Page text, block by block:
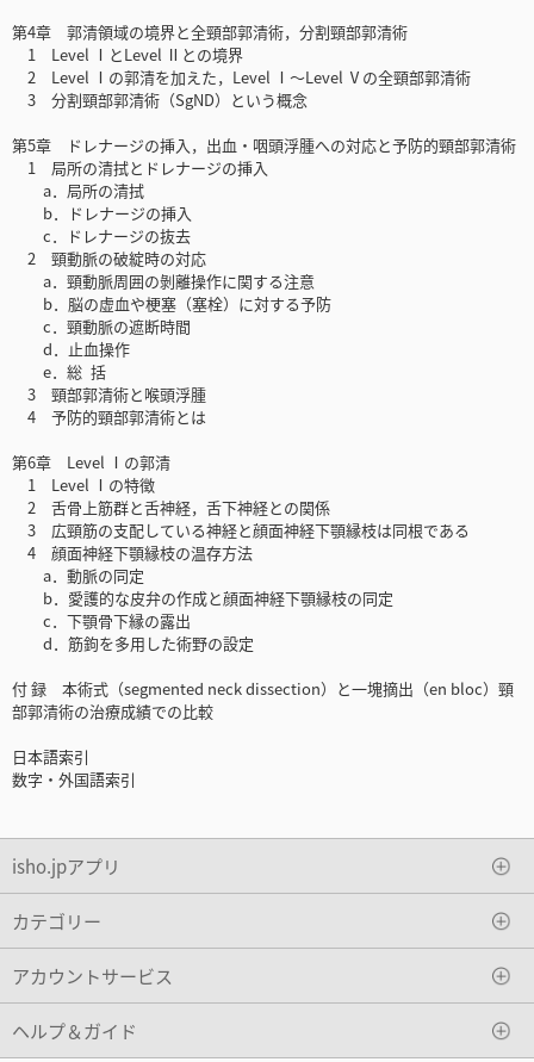
第4章 郭清領域の境界と全頸部郭清術，分割頸部郭清術
1 Level ⅠとLevel Ⅱとの境界
2 Level Ⅰの郭清を加えた，Level Ⅰ〜Level Ⅴの全頸部郭清術
3 分割頸部郭清術（SgND）という概念
第5章 ドレナージの挿入，出血・咽頭浮腫への対応と予防的頸部郭清術
1 局所の清拭とドレナージの挿入
a．局所の清拭
b．ドレナージの挿入
c．ドレナージの抜去
2 頸動脈の破綻時の対応
a．頸動脈周囲の剝離操作に関する注意
b．脳の虚血や梗塞（塞栓）に対する予防
c．頸動脈の遮断時間
d．止血操作
e．総 括
3 頸部郭清術と喉頭浮腫
4 予防的頸部郭清術とは
第6章 Level Ⅰの郭清
1 Level Ⅰの特徴
2 舌骨上筋群と舌神経，舌下神経との関係
3 広頸筋の支配している神経と顔面神経下顎縁枝は同根である
4 顔面神経下顎縁枝の温存方法
a．動脈の同定
b．愛護的な皮弁の作成と顔面神経下顎縁枝の同定
c．下顎骨下縁の露出
d．筋鉤を多用した術野の設定
付 録 本術式（segmented neck dissection）と一塊摘出（en bloc）頸
部郭清術の治療成績での比較
日本語索引
数字・外国語索引
isho.jpアプリ
カテゴリー
アカウントサービス
ヘルプ＆ガイド